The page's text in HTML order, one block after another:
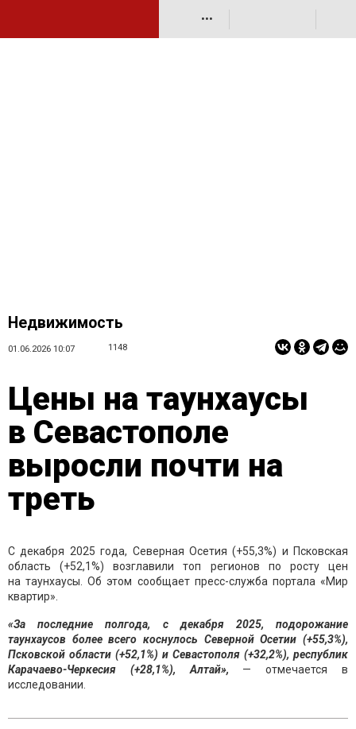
•••
Недвижимость
01.06.2026 10:07 1148
Цены на таунхаусы
в Севастополе
выросли почти на
треть
С декабря 2025 года, Северная Осетия (+55,3%) и Псковская
область (+52,1%) возглавили топ регионов по росту цен
на таунхаусы. Об этом сообщает пресс-служба портала «Мир
квартир».
«За последние полгода, с декабря 2025, подорожание
таунхаусов более всего коснулось Северной Осетии (+55,3%),
Псковской области (+52,1%) и Севастополя (+32,2%), республик
Карачаево-Черкесия (+28,1%), Алтай», — отмечается в
исследовании.